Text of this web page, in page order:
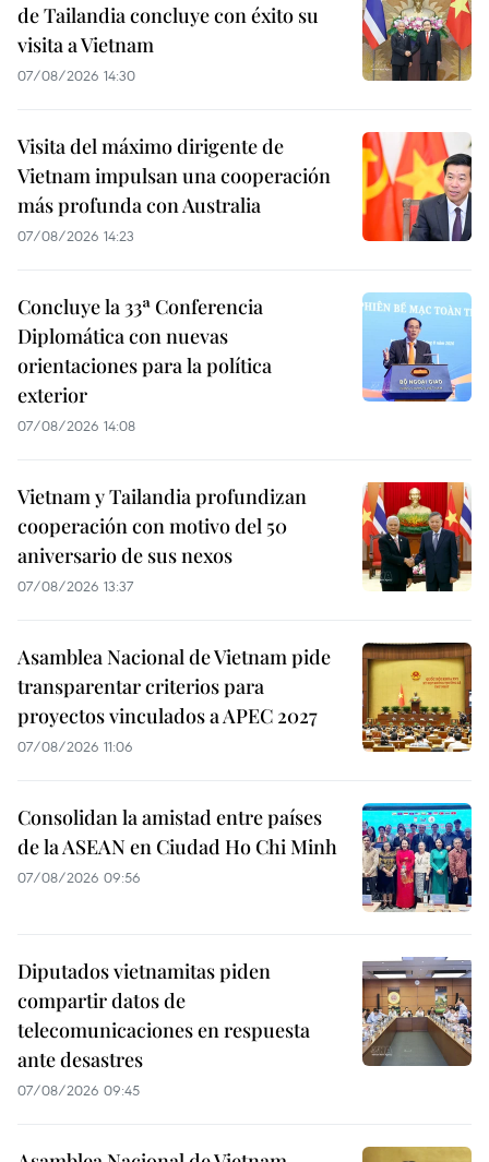
de Tailandia concluye con éxito su
visita a Vietnam
07/08/2026 14:30
Visita del máximo dirigente de
Vietnam impulsan una cooperación
más profunda con Australia
07/08/2026 14:23
Concluye la 33ª Conferencia
Diplomática con nuevas
orientaciones para la política
exterior
07/08/2026 14:08
Vietnam y Tailandia profundizan
cooperación con motivo del 50
aniversario de sus nexos
07/08/2026 13:37
Asamblea Nacional de Vietnam pide
transparentar criterios para
proyectos vinculados a APEC 2027
07/08/2026 11:06
Consolidan la amistad entre países
de la ASEAN en Ciudad Ho Chi Minh
07/08/2026 09:56
Diputados vietnamitas piden
compartir datos de
telecomunicaciones en respuesta
ante desastres
07/08/2026 09:45